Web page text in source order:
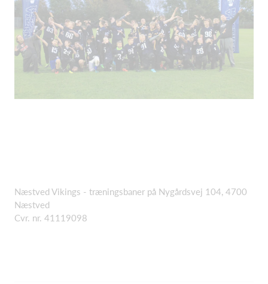
Næstved Vikings - træningsbaner på Nygårdsvej 104, 4700
Næstved
Cvr. nr. 41119098